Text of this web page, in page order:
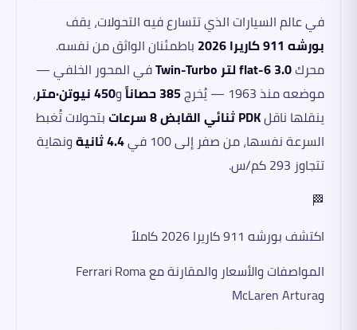
في عالم السيارات الذي تتسارع فيه التحولات، يقف
بورشه 911 كاريرا 2026
باطمئنان الواثق من نفسه.
محركflat-6 3.0 لتر Twin-Turbo
في المحور الخلفي —
موضعه منذ 1963 — يُخرج
385 حصاناً و450 نيوتن·متر
،
ينقلها ناقلPDK ثنائي القابض 8 سرعات
بتحولات تُغبط
السرعة نفسها، من صفر إلى 100 في
4.4 ثانية
ونهاية
تتجاوز 293 كم/س.
🏁
اكتشف بورشه 911 كاريرا 2026 كاملاً
المواصفات والأسعار والمقارنة مع Ferrari Roma
وMcLaren Artura